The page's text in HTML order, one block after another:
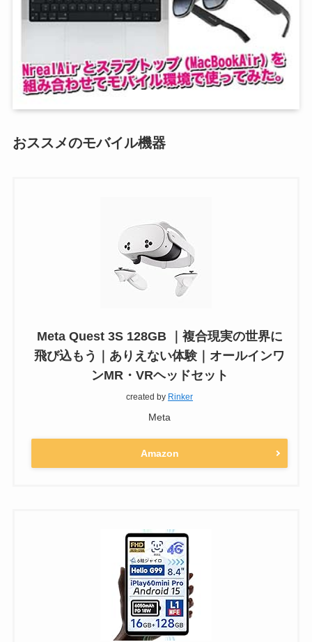
おススメのモバイル機器
Meta Quest 3S 128GB ｜複合現実の世界に
飛び込もう｜ありえない体験｜オールインワ
ンMR・VRヘッドセット
created by Rinker
Meta
Amazon